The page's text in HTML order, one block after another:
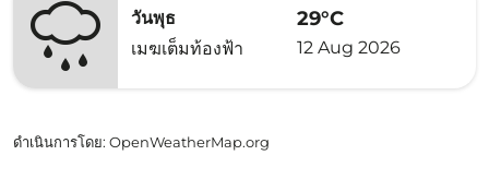
วันพุธ
เมฆเต็มท้องฟ้า
29°C
12 Aug 2026
ดำเนินการโดย: OpenWeatherMap.org